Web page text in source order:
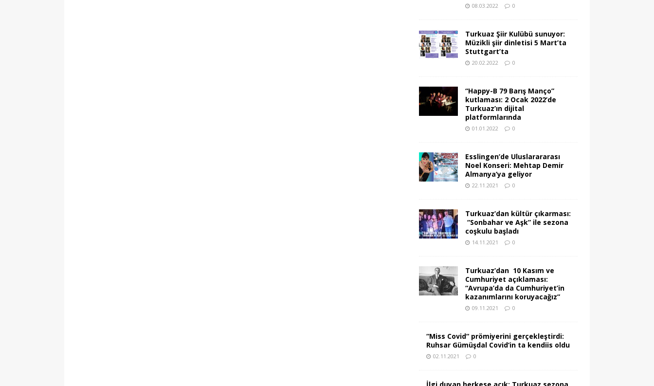
08.03.2022 0
Turkuaz Şiir Kulübü sunuyor:
Müzikli şiir dinletisi 5 Mart’ta
Stuttgart’ta
20.02.2022 0
“Happy-B 79 Barış Manço”
kutlaması: 2 Ocak 2022’de
Turkuaz’ın dijital
platformlarında
01.01.2022 0
Esslingen’de Uluslarararası
Noel Konseri: Mehtap Demir
Almanya’ya geliyor
22.11.2021 0
Turkuaz’dan kültür çıkarması:
“Sonbahar ve Aşk” ile sezona
coşkulu başladı
14.11.2021 0
Turkuaz’dan 10 Kasım ve
Cumhuriyet açıklaması:
“Avrupa’da da Cumhuriyet’in
kazanımlarını koruyacağız”
09.11.2021 0
“Miss Covid“ prömiyerini gerçekleştirdi:
Ruhsar Gümüşdal Covid‘in ta kendiis oldu
02.11.2021 0